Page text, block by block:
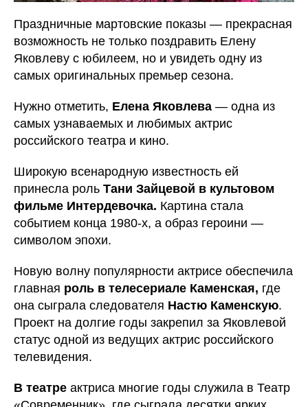
Праздничные мартовские показы — прекрасная
возможность не только поздравить Елену
Яковлеву с юбилеем, но и увидеть одну из
самых оригинальных премьер сезона.
Нужно отметить, Елена Яковлева — одна из
самых узнаваемых и любимых актрис
российского театра и кино.
Широкую всенародную известность ей
принесла роль Тани Зайцевой в культовом
фильме Интердевочка. Картина стала
событием конца 1980-х, а образ героини —
символом эпохи.
Новую волну популярности актрисе обеспечила
главная роль в телесериале Каменская, где
она сыграла следователя Настю Каменскую.
Проект на долгие годы закрепил за Яковлевой
статус одной из ведущих актрис российского
телевидения.
В театре актриса многие годы служила в Театр